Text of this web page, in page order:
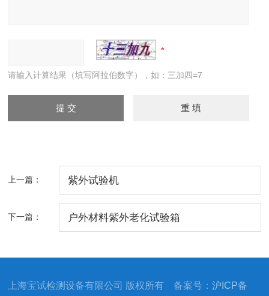
请输入计算结果（填写阿拉伯数字），如：三加四=7
上一篇： 紫外试验机
下一篇： 户外材料紫外老化试验箱
上海宝试检测设备有限公司 版权所有 备案号：沪ICP备